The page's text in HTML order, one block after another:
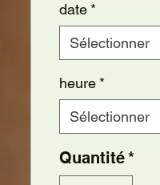
date *
Sélectionner
heure *
Sélectionner
Quantité*